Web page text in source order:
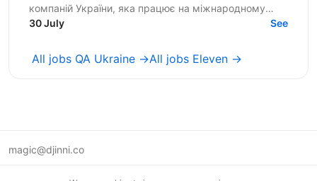
компаній України, яка працює на міжнародному
ринку та створює комплексні B2B-рішення для
30 July See
All jobs QA Ukraine →All jobs Eleven →
magic@djinni.co